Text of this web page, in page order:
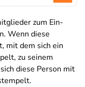
zum Ein-
Wenn diese
mit dem sich ein
zu seinem
diese Person mit